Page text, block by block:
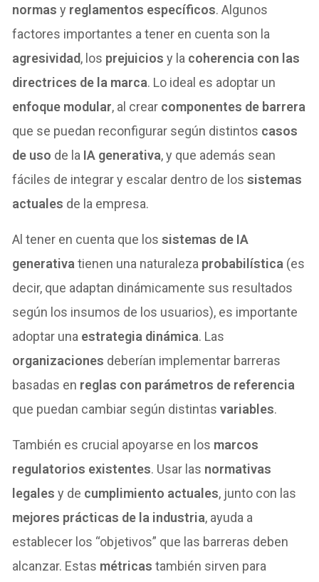
normas y reglamentos específicos. Algunos
factores importantes a tener en cuenta son la
agresividad, los prejuicios y la coherencia con las
directrices de la marca. Lo ideal es adoptar un
enfoque modular, al crear componentes de barrera
que se puedan reconfigurar según distintos casos
de uso de la IA generativa, y que además sean
fáciles de integrar y escalar dentro de lossistemas
actuales de la empresa.
Al tener en cuenta que lossistemas de IA
generativa tienen una naturaleza probabilística (es
decir, que adaptan dinámicamente sus resultados
según los insumos de los usuarios), es importante
adoptar una estrategia dinámica. Las
organizaciones deberían implementar barreras
basadas en reglas con parámetros de referencia
que puedan cambiar según distintasvariables.
También es crucial apoyarse en los marcos
regulatorios existentes. Usar las normativas
legales y de cumplimiento actuales, junto con las
mejores prácticas de la industria, ayuda a
establecer los “objetivos” que las barreras deben
alcanzar. Estas métricas también sirven para